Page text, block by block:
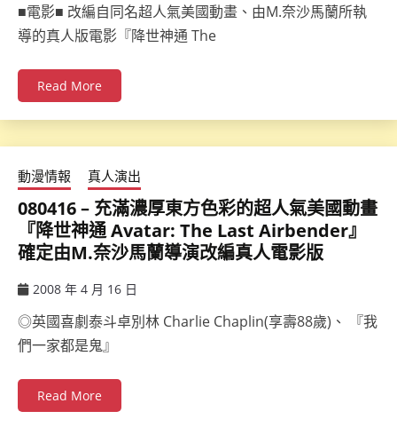
■電影■ 改編自同名超人氣美國動畫、由M.奈沙馬蘭所執
導的真人版電影『降世神通 The
Read More
動漫情報 真人演出
080416 – 充滿濃厚東方色彩的超人氣美國動畫
『降世神通 Avatar: The Last Airbender』
確定由M.奈沙馬蘭導演改編真人電影版
2008 年 4 月 16 日
◎英國喜劇泰斗卓別林 Charlie Chaplin(享壽88歲)、 『我
們一家都是鬼』
Read More